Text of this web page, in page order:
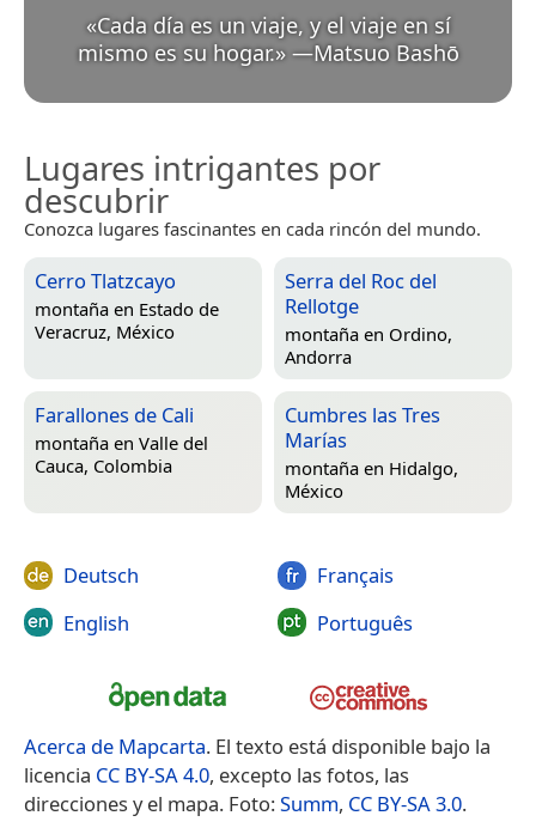
«Cada día es un viaje, y el viaje en sí
mismo es su hogar.» —Matsuo Bashō
Lugares intrigantes por
descubrir
Conozca lugares fascinantes en cada rincón del mundo.
Cerro Tlatzcayo
montaña en Estado de
Veracruz, México
Serra del Roc del
Rellotge
montaña en Ordino,
Andorra
Farallones de Cali
montaña en Valle del
Cauca, Colombia
Cumbres las Tres
Marías
montaña en Hidalgo,
México
Deutsch
English
Français
Português
Acerca de Mapcarta. El texto está disponible bajo la
licencia CC BY-SA 4.0, excepto las fotos, las
direcciones y el mapa. Foto:Summ, CC BY-SA 3.0.